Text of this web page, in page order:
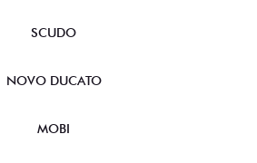
SCUDO
NOVO DUCATO
MOBI